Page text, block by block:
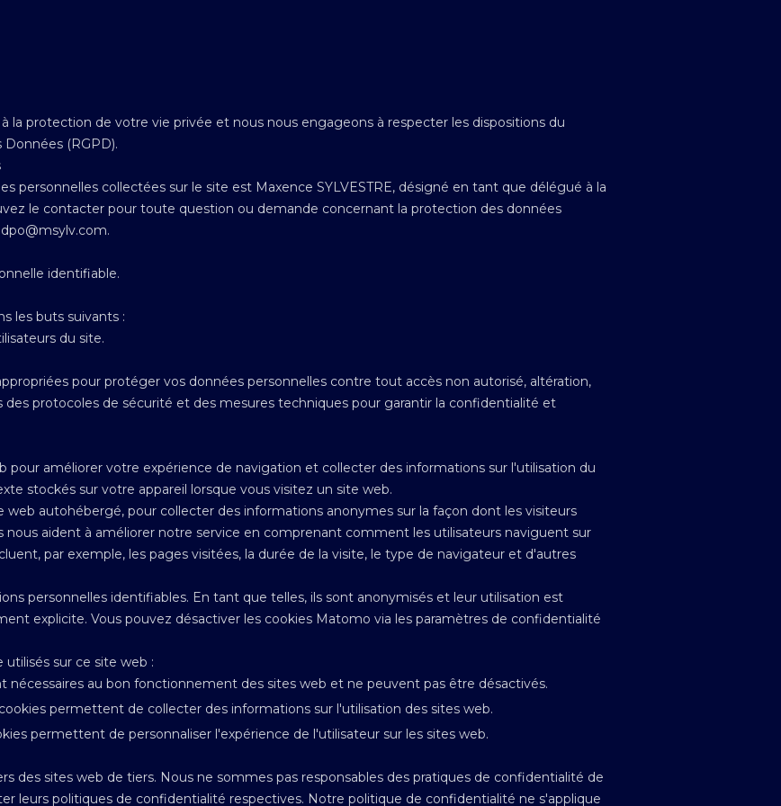
la protection de votre vie privée et nous nous engageons à respecter les dispositions du
(RGPD).
personnelles collectées sur le site est Maxence SYLVESTRE, désigné en tant que délégué à la
le contacter pour toute question ou demande concernant la protection des données
dpo@msylv.com.
identifiable.
les buts suivants :
du site.
pour protéger vos données personnelles contre tout accès non autorisé, altération,
protocoles de sécurité et des mesures techniques pour garantir la confidentialité et
pour améliorer votre expérience de navigation et collecter des informations sur l'utilisation du
stockés sur votre appareil lorsque vous visitez un site web.
web autohébergé, pour collecter des informations anonymes sur la façon dont les visiteurs
nous aident à améliorer notre service en comprenant comment les utilisateurs naviguent sur
par exemple, les pages visitées, la durée de la visite, le type de navigateur et d'autres
personnelles identifiables. En tant que telles, ils sont anonymisés et leur utilisation est
explicite. Vous pouvez désactiver les cookies Matomo via les paramètres de confidentialité
sur ce site web :
nécessaires au bon fonctionnement des sites web et ne peuvent pas être désactivés.
permettent de collecter des informations sur l'utilisation des sites web.
permettent de personnaliser l'expérience de l'utilisateur sur les sites web.
des sites web de tiers. Nous ne sommes pas responsables des pratiques de confidentialité de
leurs politiques de confidentialité respectives. Notre politique de confidentialité ne s'applique